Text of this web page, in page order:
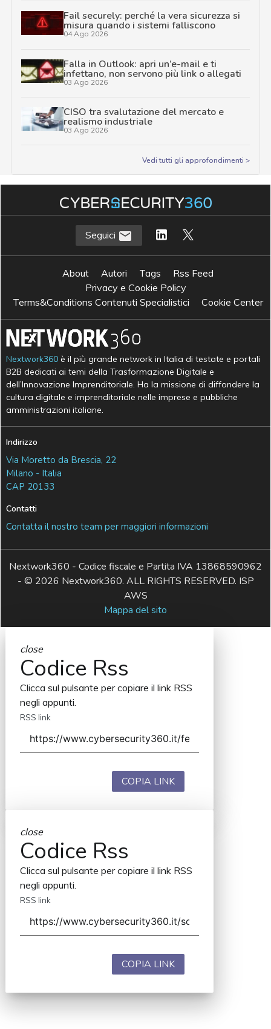
Fail securely: perché la vera sicurezza si
misura quando i sistemi falliscono
04 Ago 2026
Falla in Outlook: apri un’e-mail e ti
infettano, non servono più link o allegati
03 Ago 2026
CISO tra svalutazione del mercato e
realismo industriale
03 Ago 2026
Vedi tutti gli approfondimenti >
Seguici
About Autori Tags
Rss Feed
Privacy e Cookie Policy
Terms&Conditions Contenuti Specialistici
Cookie Center
Nextwork360 è il più grande network in Italia di testate e portali
B2B dedicati ai temi della Trasformazione Digitale e
dell’Innovazione Imprenditoriale. Ha la missione di diffondere la
cultura digitale e imprenditoriale nelle imprese e pubbliche
amministrazioni italiane.
Indirizzo
Via Moretto da Brescia, 22
Milano - Italia
CAP 20133
Contatti
Contatta il nostro team per maggiori informazioni
Nextwork360 - Codice fiscale e Partita IVA 13868590962
- © 2026 Nextwork360. ALL RIGHTS RESERVED. ISP
AWS
Mappa del sito
close
Codice Rss
Clicca sul pulsante per copiare il link RSS
negli appunti.
RSS link
COPIA LINK
close
Codice Rss
Clicca sul pulsante per copiare il link RSS
negli appunti.
RSS link
COPIA LINK